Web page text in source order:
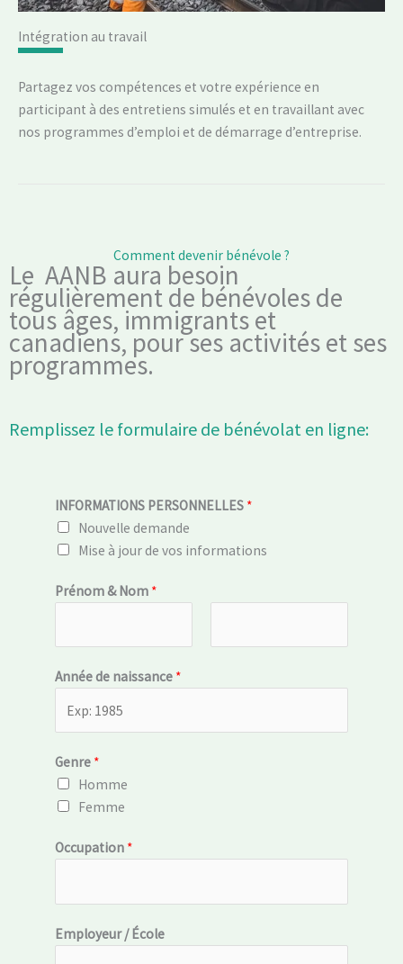
Intégration au travail
Partagez vos compétences et votre expérience en
participant à des entretiens simulés et en travaillant avec
nos programmes d’emploi et de démarrage d’entreprise.
Comment devenir bénévole ?
Le AANB aura besoin
régulièrement de bénévoles de
tous âges, immigrants et
canadiens, pour ses activités et ses
programmes.
Remplissez le formulaire de bénévolat en ligne:
INFORMATIONS PERSONNELLES *
Nouvelle demande
Mise à jour de vos informations
Prénom & Nom *
r
m
Année de naissance *
Genre *
Homme
Femme
Occupation *
Employeur / École